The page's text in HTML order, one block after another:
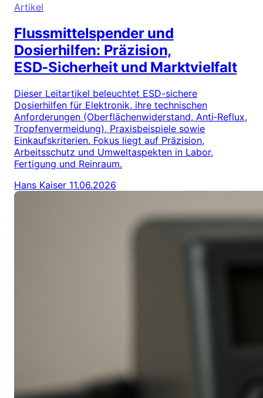
Artikel
Flussmittelspender und
Dosierhilfen: Präzision,
ESD‑Sicherheit und Marktvielfalt
Dieser Leitartikel beleuchtet ESD-sichere
Dosierhilfen für Elektronik, ihre technischen
Anforderungen (Oberflächenwiderstand, Anti‑Reflux,
Tropfenvermeidung), Praxisbeispiele sowie
Einkaufskriterien. Fokus liegt auf Präzision,
Arbeitsschutz und Umweltaspekten in Labor,
Fertigung und Reinraum.
Hans Kaiser 11.06.2026